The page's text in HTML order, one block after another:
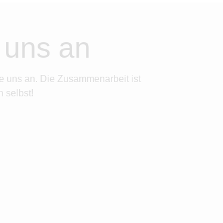
an
uns an. Die Zusammenarbeit ist
selbst!